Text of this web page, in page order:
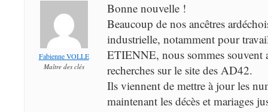
Fabienne VOLLE
Maître des clés
Bonne nouvelle !
Beaucoup de nos ancêtres
industrielle, notamment pour
ETIENNE, nous sommes souvent
recherches sur le site des AD42.
Ils viennent de mettre à jour les
maintenant les décès et mariages